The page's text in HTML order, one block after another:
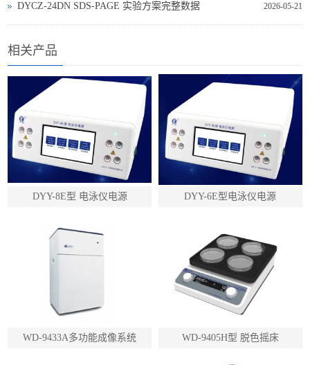
2026-05-21
DYCZ‑24DN SDS‑PAGE 实验方案完整数据
相关产品
DYY-8E型 电泳仪电源 DYY-6E型电泳仪电源
WD-9433A多功能成像系统 WD-9405H型 脱色摇床